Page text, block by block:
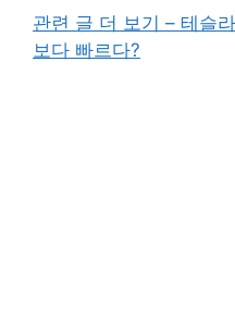
관련 글 더 보기 – 테슬
보다 빠르다?